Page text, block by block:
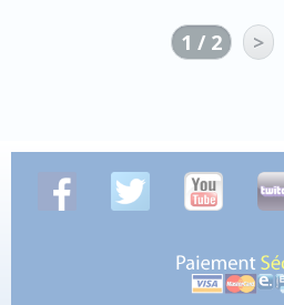
1 / 2 >